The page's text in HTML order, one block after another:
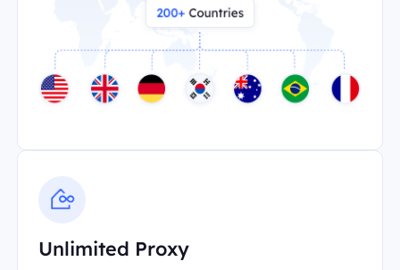
Unlimited Proxy